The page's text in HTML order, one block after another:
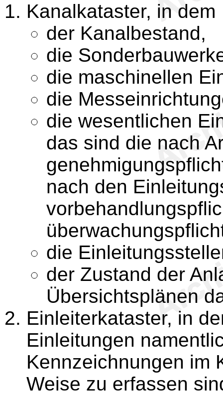
Kanalkataster, in dem
der Kanalbestand,
die
die maschinellen
die
die wesentlichen
das sind die nach
nach den
die
der Zustand der
Übersichtsplänen
Einleiterkataster, in
Einleitungen
Kennzeichnungen im
Weise zu erfassen